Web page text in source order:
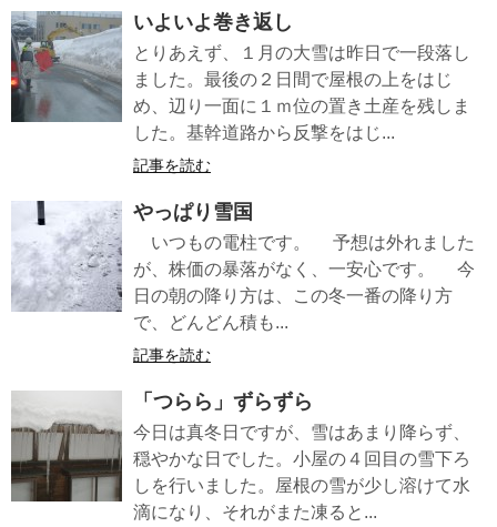
いよいよ巻き返し
とりあえず、１月の大雪は昨日で一段落し
ました。最後の２日間で屋根の上をはじ
め、辺り一面に１ｍ位の置き土産を残しま
した。基幹道路から反撃をはじ...
記事を読む
やっぱり雪国
いつもの電柱です。 予想は外れました
が、株価の暴落がなく、一安心です。 今
日の朝の降り方は、この冬一番の降り方
で、どんどん積も...
記事を読む
「つらら」ずらずら
今日は真冬日ですが、雪はあまり降らず、
穏やかな日でした。小屋の４回目の雪下ろ
しを行いました。屋根の雪が少し溶けて水
滴になり、それがまた凍ると...